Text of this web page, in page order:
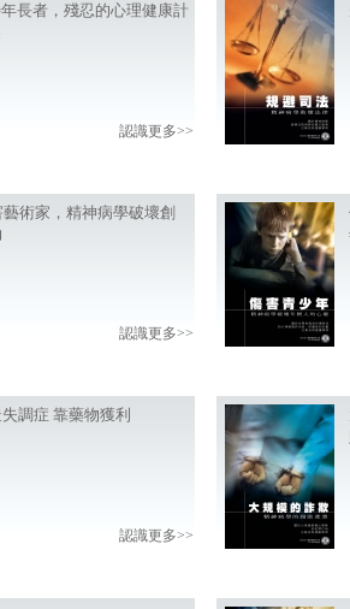
長者，殘忍的心理健康計
認識更多>>
術家，精神病學破壞創
認識更多>>
調症 靠藥物獲利
認識更多>>